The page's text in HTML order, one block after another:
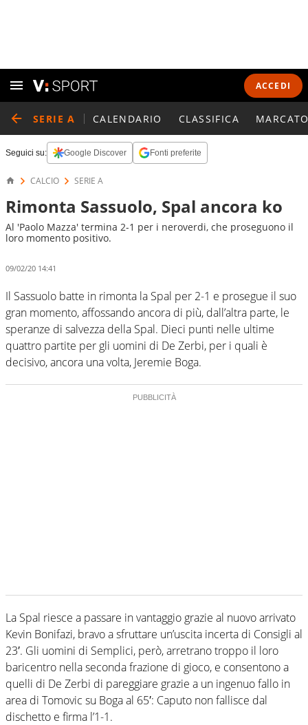
ACCEDI
SERIE A CALENDARIO CLASSIFICA
Seguici su: Google Discover Fonti preferite
CALCIO SERIE A
Rimonta Sassuolo, Spal ancora ko
Al 'Paolo Mazza' termina 2-1 per i neroverdi, che proseguono il
loro momento positivo.
09/02/20 14:41
Il Sassuolo batte in rimonta la Spal per 2-1 e prosegue il suo
gran momento, affossando ancora di più, dall’altra parte, le
speranze di salvezza della Spal. Dieci punti nelle ultime
quattro partite per gli uomini di De Zerbi, per i quali è
decisivo, ancora una volta, Jeremie Boga.
La Spal riesce a passare in vantaggio grazie al nuovo arrivato
Kevin Bonifazi, bravo a sfruttare un’uscita incerta di Consigli al
23′. Gli uomini di Semplici, però, arretrano troppo il loro
baricentro nella seconda frazione di gioco, e consentono a
quelli di De Zerbi di pareggiare grazie a un ingenuo fallo in
area di Tomovic su Boga al 65′: Caputo non fallisce dal
dischetto e firma l’1-1.